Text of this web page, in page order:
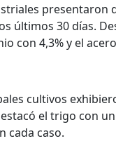
presentaron
últimos 30 días.
con 4,3% y el
cultivos
el trigo con
cada caso.